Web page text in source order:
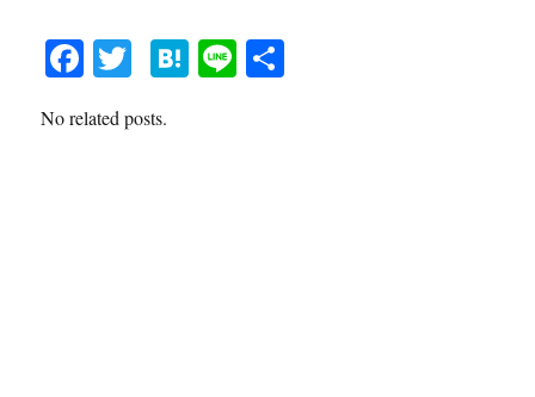
Fa
bo
T
tte
H Li
No related posts.